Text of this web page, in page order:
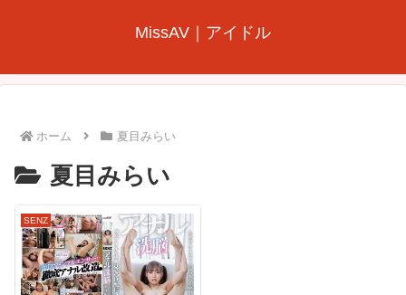
MissAV｜アイドル
ホーム 夏目みらい
夏目みらい
SENZ